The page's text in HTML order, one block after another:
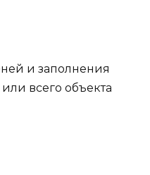
и заполнения
всего объекта